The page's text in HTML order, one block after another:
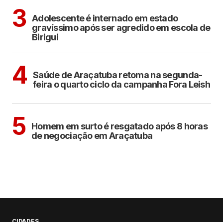
3 Adolescente é internado em estado
gravíssimo após ser agredido em escola de
Birigui
4 Saúde de Araçatuba retoma na segunda-
feira o quarto ciclo da campanha Fora Leish
5 Homem em surto é resgatado após 8 horas
de negociação em Araçatuba